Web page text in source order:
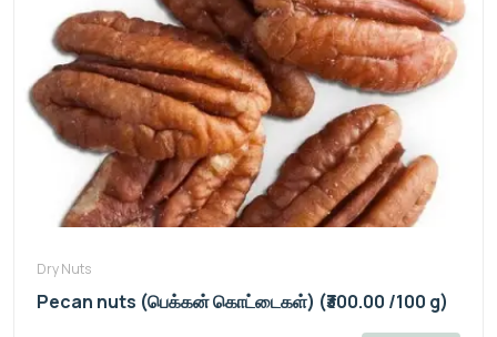
Dry Nuts
Pecan nuts (பெக்கன் கொட்டைகள்) (₹300.00 /100 g)